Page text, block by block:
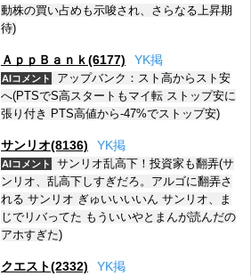
動株の買い占めも示唆され、さらなる上昇期
待)
ＡｐｐＢａｎｋ(6177) YK掲
AIコメント
アップバンク：スト高からスト安
へ(PTSでS高スタートもマイ転 ストップ安に
張り付き PTS高値から-47%でストップ安)
サンリオ(8136) YK掲
AIコメント
サンリオ乱高下！投資家も翻弄(サ
ンリオ、乱高下しすぎだろ。アルゴに翻弄さ
れる サンリオ ぎゅいいいいん サンリオ、ま
じでリバってた もういいやとまんが読んだの
アホすぎた)
クエスト(2332) YK掲